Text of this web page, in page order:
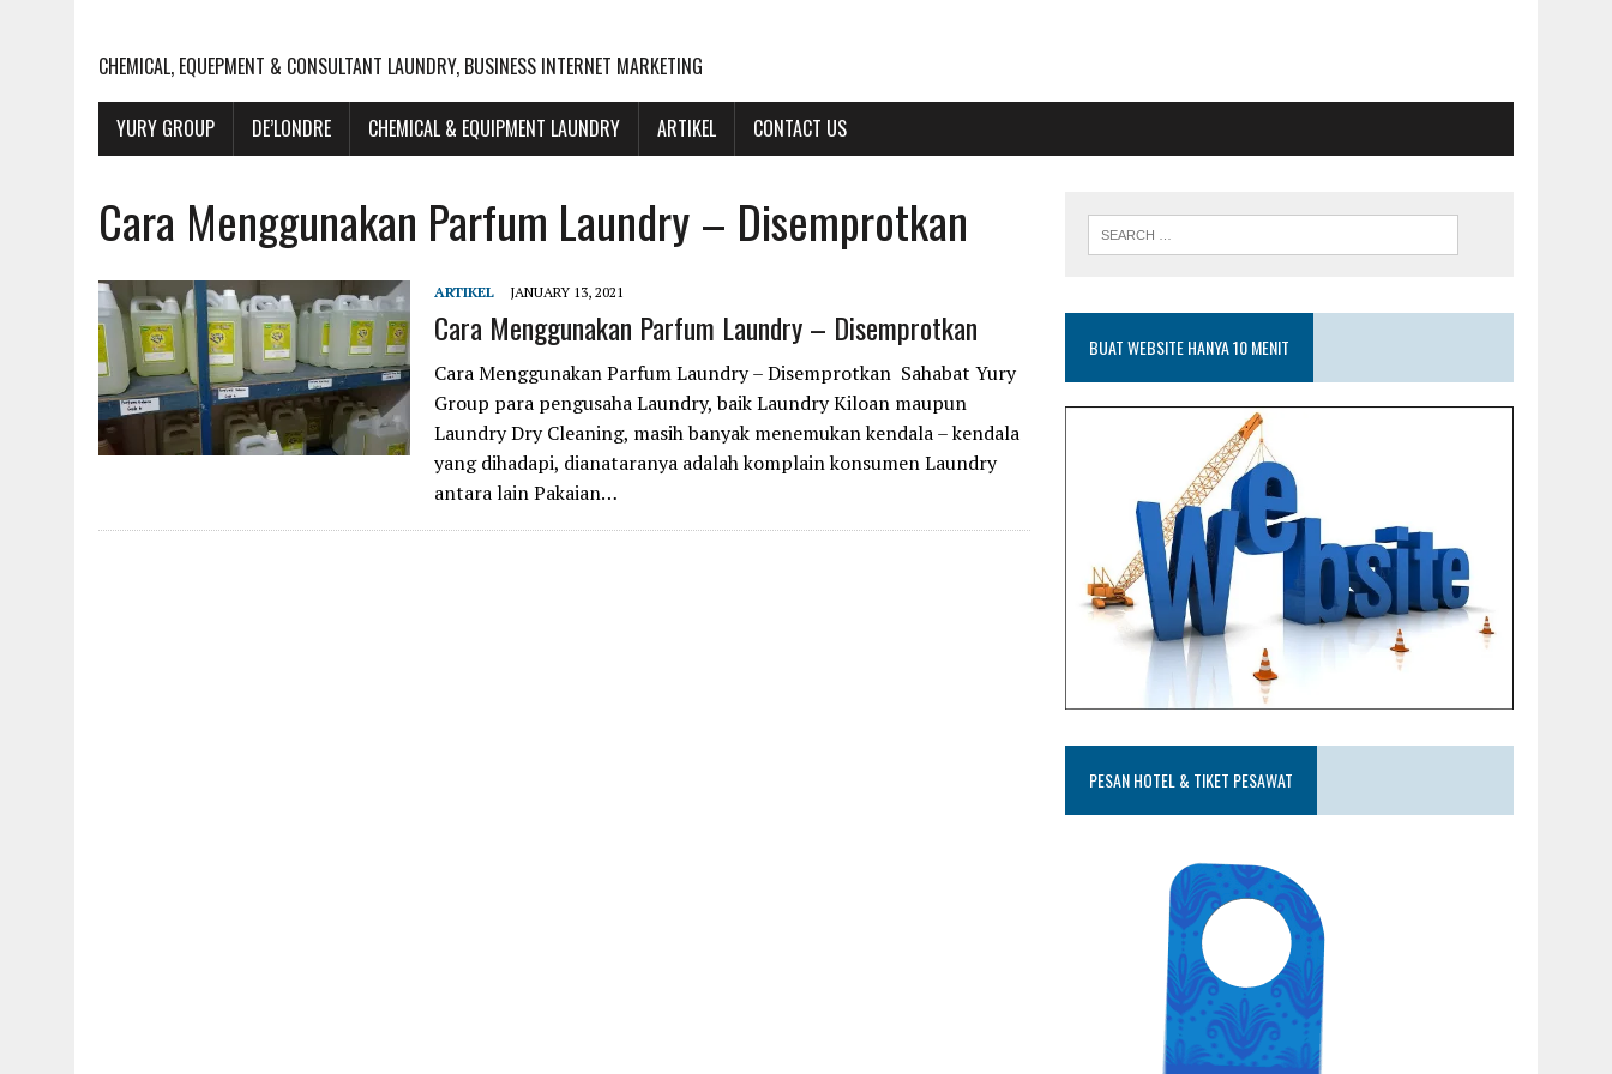
CHEMICAL, EQUEPMENT & CONSULTANT LAUNDRY, BUSINESS INTERNET MARKETING
YURY GROUP DE’LONDRE CHEMICAL & EQUIPMENT LAUNDRY ARTIKEL CONTACT US
Cara Menggunakan Parfum Laundry – Disemprotkan
ARTIKEL JANUARY 13, 2021
Cara Menggunakan Parfum Laundry – Disemprotkan
Cara Menggunakan Parfum Laundry – Disemprotkan Sahabat Yury
Group para pengusaha Laundry, baik Laundry Kiloan maupun
Laundry Dry Cleaning, masih banyak menemukan kendala – kendala
yang dihadapi, dianataranya adalah komplain konsumen Laundry
antara lain Pakaian…
BUAT WEBSITE HANYA 10 MENIT
PESAN HOTEL & TIKET PESAWAT